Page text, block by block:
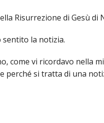
CULTURALI ECCLESIASTICI ED
DIOCESANA
TECNICO E PER LA
E COMPOSIZIONE
ORDO
ENTI
Risurrezione di Gesù di
sentito la notizia.
come vi ricordavo nella
si tratta di una